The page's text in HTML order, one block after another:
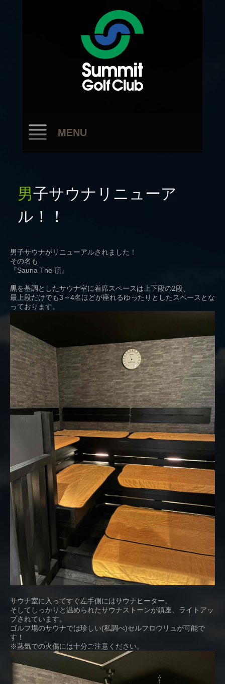
MENU
男子サウナリニューア
ル！！
男子サウナがリニューアルされました！
その名も
『Sauna The 頂』
黒を基調としたサウナ室に着席スペースは上下段の2段、
最上段だけでも3～4名ほどが座れるゆったりとしたスペースとな
っております。
サウナ室に入ってすぐ左手側にはサウナヒーター。
そしてしっかりと温められたサウナストーンが鎮座、ライトアッ
プされています。
ゴルフ場のサウナでは珍しい(私調べ)セルフロウリュが可能で
す！
※蒸気での火傷には十分ご注意ください。